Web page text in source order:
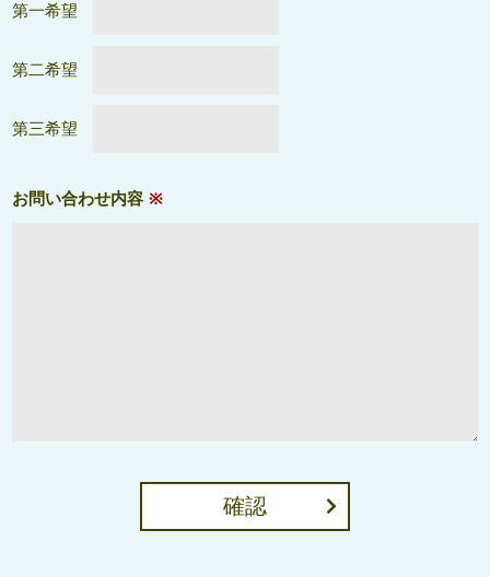
第一希望
第二希望
第三希望
お問い合わせ内容 ※
確認